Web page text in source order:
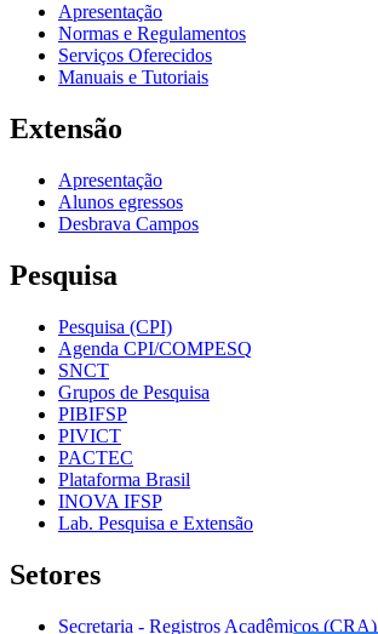
Apresentação
Normas e Regulamentos
Serviços Oferecidos
Manuais e Tutoriais
Extensão
Apresentação
Alunos egressos
Desbrava Campos
Pesquisa
Pesquisa (CPI)
Agenda CPI/COMPESQ
SNCT
Grupos de Pesquisa
PIBIFSP
PIVICT
PACTEC
Plataforma Brasil
INOVA IFSP
Lab. Pesquisa e Extensão
Setores
Secretaria - Registros Acadêmicos (CRA)